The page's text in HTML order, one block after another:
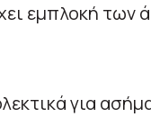
εμπλοκή των
για